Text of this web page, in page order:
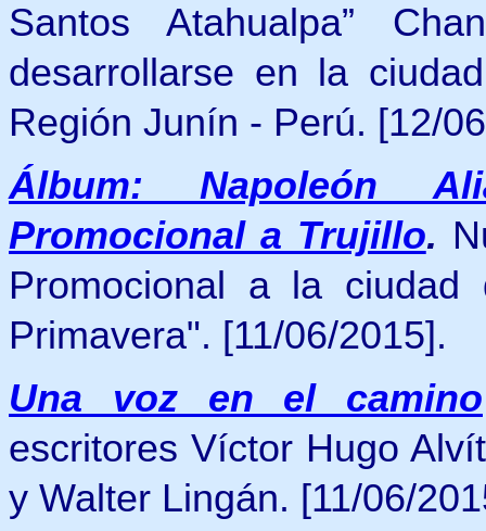
Santos Atahualpa”
desarrollarse en la
Región Junín - Perú. [12/
Álbum: Napoleón
Promocional a Trujillo.
Promocional a la
Primavera". [11/06/2015].
Una voz en el camino
escritores Víctor Hugo
y Walter Lingán. [11/06/